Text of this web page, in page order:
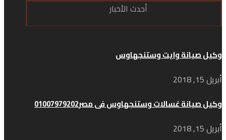
أحدث الأخبار
وكيل صيانة وايت وستنجهاوس
أبريل 15, 2018
وكيل صيانة غسالات وستنجهاوس فى مصر01007979202
أبريل 15, 2018